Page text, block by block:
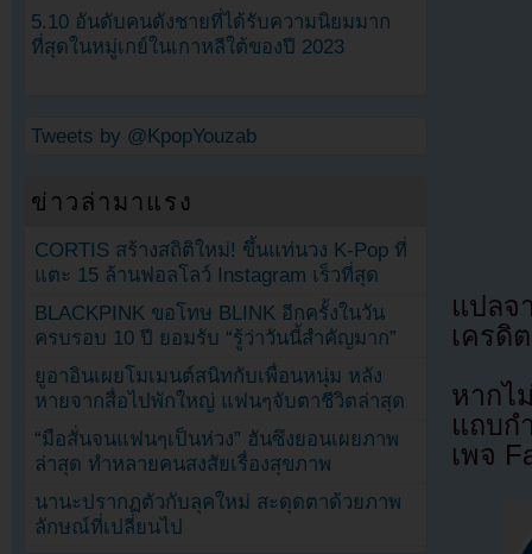
แปล
เครดิ
หากไ
แถบก
เพจ
5.10 อันดับคนดังชายที่ได้รับความนิยมมาก
ที่สุดในหมู่เกย์ในเกาหลีใต้ของปี 2023
Tweets by @KpopYouzab
ข่าวล่ามาแรง
CORTIS สร้างสถิติใหม่! ขึ้นแท่นวง K-Pop ที่
แตะ 15 ล้านฟอลโลว์ Instagram เร็วที่สุด
BLACKPINK ขอโทษ BLINK อีกครั้งในวัน
ครบรอบ 10 ปี ยอมรับ “รู้ว่าวันนี้สำคัญมาก”
ยูอาอินเผยโมเมนต์สนิทกับเพื่อนหนุ่ม หลัง
หายจากสื่อไปพักใหญ่ แฟนๆจับตาชีวิตล่าสุด
“มือสั่นจนแฟนๆเป็นห่วง” ฮันซึงยอนเผยภาพ
ล่าสุด ทำหลายคนสงสัยเรื่องสุขภาพ
นานะปรากฏตัวกับลุคใหม่ สะดุดตาด้วยภาพ
ลักษณ์ที่เปลี่ยนไป